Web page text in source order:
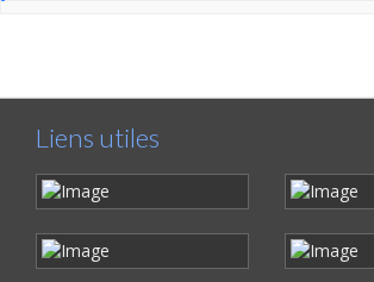
Liens utiles